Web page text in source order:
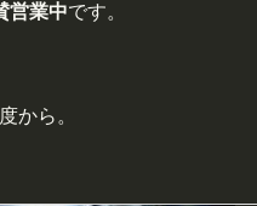
営業中です。
から。